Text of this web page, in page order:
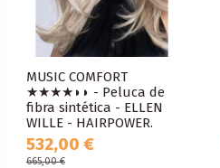
MUSIC COMFORT
★★★★◗◗ - Peluca de
fibra sintética - ELLEN
WILLE - HAIRPOWER.
532,00 €
665,00 €